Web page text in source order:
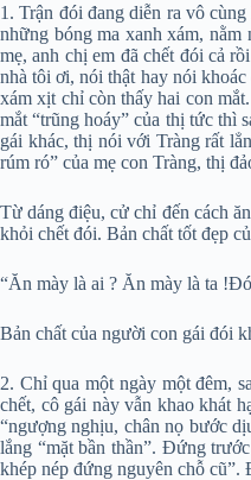
1. Trận đói đang diễn ra vô
những bóng ma xanh xám,
mẹ, anh chị em đã chết đói cả
nhà tôi ơi, nói thật hay nói
xám xịt chỉ còn thấy hai con
mắt “trũng hoáy” của thị tức thì
gái khác, thị nói với Tràng rất
rúm ró” của mẹ con Tràng, thị
Từ dáng điệu, cử chỉ đến cách
khỏi chết đói. Bản chất tốt đẹp
“Ăn mày là ai ? Ăn mày là ta
Bản chất của người con gái đói
2. Chỉ qua một ngày một đêm,
chết, cô gái này vẫn khao khát
“ngượng nghịu, chân nọ bước
lắng “mặt bần thần”. Đứng
khép nép đứng nguyên chỗ